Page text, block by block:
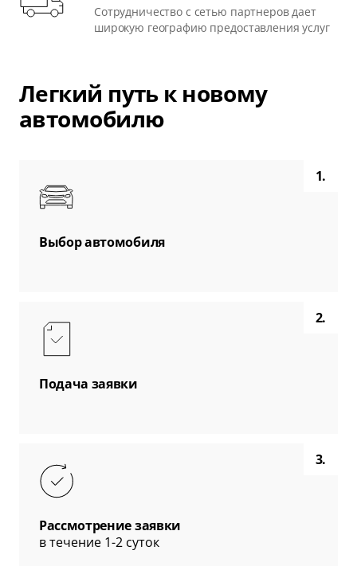
Сотрудничество с сетью партнеров дает
широкую географию предоставления услуг
Легкий путь к новому
автомобилю
1.
Выбор автомобиля
2.
Подача заявки
3.
Рассмотрение заявки
в течение 1-2 суток